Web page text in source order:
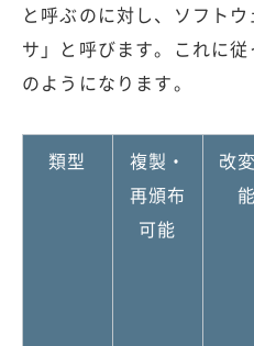
と呼ぶのに対し、ソフト
サ」と呼びます。これに
のようになります。
類型
複製・
再頒布
可能
改
能